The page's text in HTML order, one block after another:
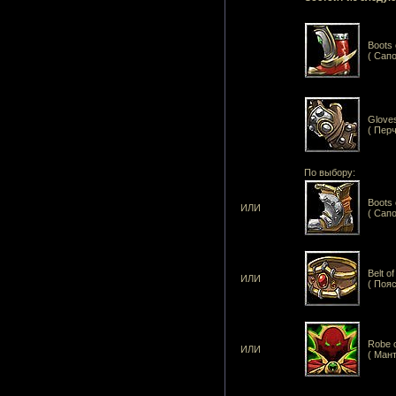
Boots
(
(
По выбору:
ИЛИ
Boots
(
ИЛИ
Belt
(
ИЛИ
Robe
(